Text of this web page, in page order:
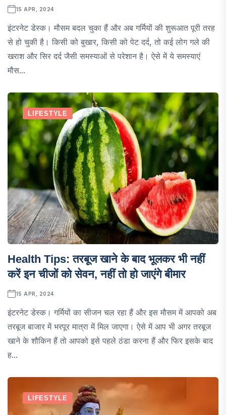
15 APR, 2024
इंटरनेट डेस्क। मौसम बदल चुका हैं और अब गर्मियों की शुरूआत पूरी तरह
से हो चुकी है। किसी को बुखार, किसी को पेट दर्द, तो कई लोग गले की
खराश और सिर दर्द जैसी समस्याओं से परेशान है। ऐसे में ये समस्याएं
मौस...
LIFESTYLE
Health Tips: तरबूज खाने के बाद भूलकर भी नहीं
करें इन चीजों को सेवन, नहीं तो हो जाएंगे बीमार
15 APR, 2024
इंटरनेट डेस्क। गर्मियों का सीजन चल रहा हैं और इस मौसम में आपको अब
तरबूज बाजार में भरपूर मात्रा में मिल जाएगा। ऐसे में आप भी अगर तरबूज
खाने के शौकिन हैं तो आपको इसे पहले ठंडा करना हैं और फिर इसके बाद
ह...
LIFESTYLE